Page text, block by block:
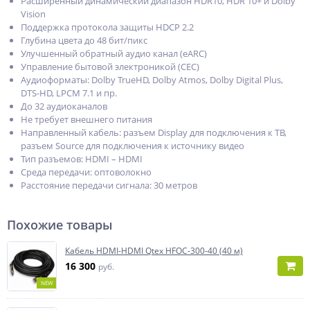
Vision
Поддержка протокола защиты HDCP 2.2
Глубина цвета до 48 бит/пикс
Улучшенный обратный аудио канал (eARC)
Управление бытовой электроникой (CEC)
Аудиоформаты: Dolby TrueHD, Dolby Atmos, Dolby Digital Plus,
DTS-HD, LPCM 7.1 и пр.
До 32 аудиоканалов
Не требует внешнего питания
Направленный кабель: разъем Display для подключения к ТВ,
разъем Source для подключения к источнику видео
Тип разъемов: HDMI – HDMI
Среда передачи: оптоволокно
Расстояние передачи сигнала: 30 метров
Похожие товары
NEW
Кабель HDMI-HDMI Qtex HFOC-300-40 (40 м)
16 300 руб.